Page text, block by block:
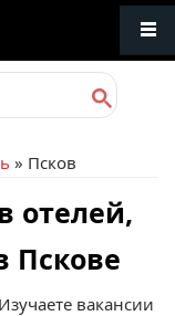
» Псков
отелей,
Пскове
вакансии